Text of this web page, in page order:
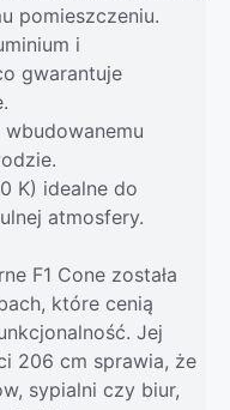
pomieszczeniu.
i
gwarantuje
K) idealne do
atmosfery.
F1 Cone została
które cenią
Jej
206 cm sprawia, że
sypialni czy biur,